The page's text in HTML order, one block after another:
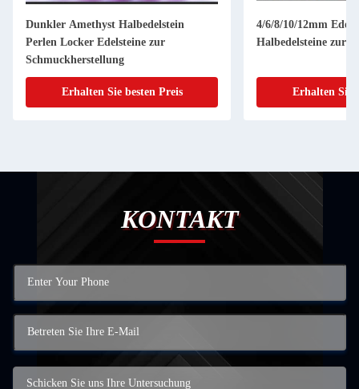
Dunkler Amethyst Halbedelstein
Perlen Locker Edelsteine zur
Schmuckherstellung
Erhalten Sie besten Preis
4/6/8/10/12mm
Halbedelsteine zur
Erhalten Sie
KONTAKT